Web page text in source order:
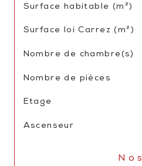
Surface habitable (m²)
Surface loi Carrez (m²)
Nombre de chambre(s)
Nombre de pièces
Etage
Ascenseur
Nos